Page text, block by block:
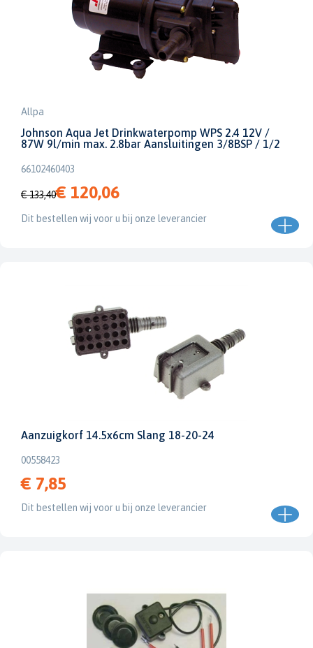
Allpa
Johnson Aqua Jet Drinkwaterpomp WPS 2.4 12V /
87W 9l/min max. 2.8bar Aansluitingen 3/8BSP / 1/2
66102460403
€ 133,40€ 120,06
Dit bestellen wij voor u bij onze leverancier
Aanzuigkorf 14.5x6cm Slang 18-20-24
00558423
€ 7,85
Dit bestellen wij voor u bij onze leverancier